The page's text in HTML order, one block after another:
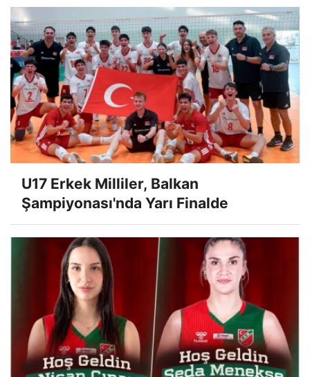
U17 Erkek Milliler, Balkan
Şampiyonası'nda Yarı Finalde